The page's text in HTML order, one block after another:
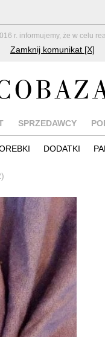
r. informujemy, że w celu
Zamknij komunikat [X]
SPRZEDAWCY
DODATKI